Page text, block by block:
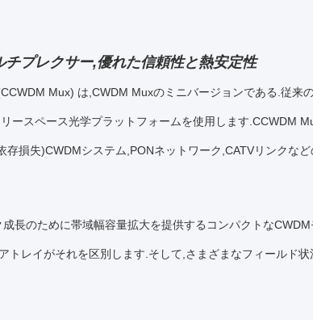
プレクサー,優れた信頼性と熱安定性
Mux) は,CWDM Muxのミニバージョンである.従来
ースペース光学プラットフォームを使用します.CCWDM
損失)CWDMシステム,PONネットワーク,CATVリンクな
長のために帯域幅容量拡大を提供するコンパクトな
トレイがそれを区別します.そして,さまざまなフィールド状